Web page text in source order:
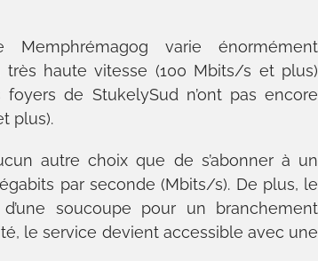
varie énormément
très haute vitesse (100 Mbits/s et plus)
de StukelySud n’ont pas encore
plus).
autre choix que de s’abonner à un
par seconde (Mbits/s). De plus, le
soucoupe pour un branchement
le service devient accessible avec une